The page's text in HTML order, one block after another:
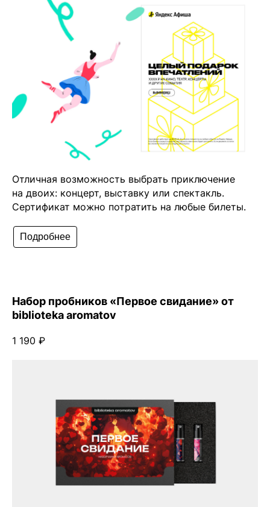
Отличная возможность выбрать приключение
на двоих: концерт, выставку или спектакль.
Сертификат можно потратить на любые билеты.
Подробнее
Набор пробников «Первое свидание» от
biblioteka aromatov
1 190 ₽